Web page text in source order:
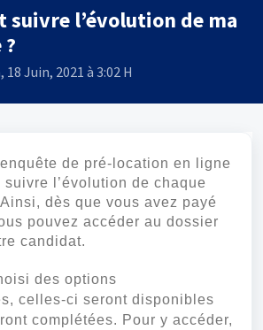
suivre l’évolution de ma
Juin, 2021 à 3:02 H
de pré-location en ligne
l’évolution de chaque
dès que vous avez payé
pouvez accéder au dossier
candidat.
des options
celles-ci seront disponibles
complétées. Pour y accéder,